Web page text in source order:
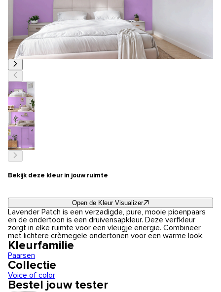
Bekijk deze kleur in jouw ruimte
Open de Kleur Visualizer
Lavender Patch is een verzadigde, pure, mooie pioenpaars
en de ondertoon is een druivensapkleur. Deze verfkleur
zorgt in elke ruimte voor een vleugje energie. Combineer
met lichtere crèmegele ondertonen voor een warme look.
Kleurfamilie
Paarsen
Collectie
Voice of color
Bestel jouw tester